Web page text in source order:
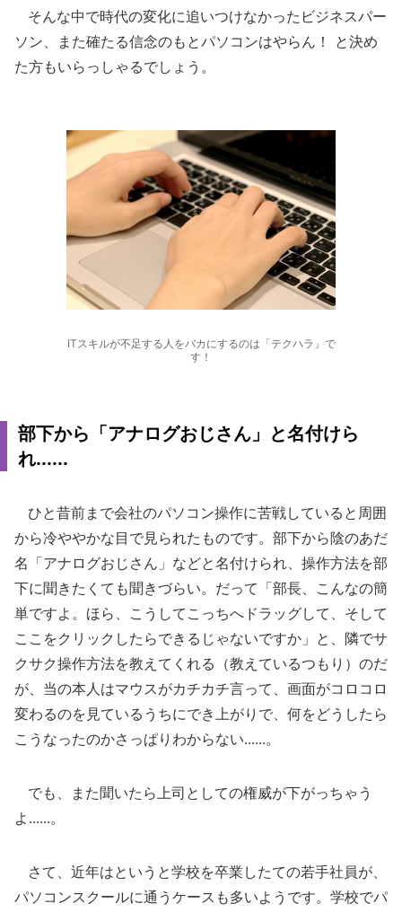
そんな中で時代の変化に追いつけなかったビジネスパー
ソン、また確たる信念のもとパソコンはやらん！ と決め
た方もいらっしゃるでしょう。
ITスキルが不足する人をバカにするのは「テクハラ」で
す！
部下から「アナログおじさん」と名付けら
れ......
ひと昔前まで会社のパソコン操作に苦戦していると周囲
から冷ややかな目で見られたものです。部下から陰のあだ
名「アナログおじさん」などと名付けられ、操作方法を部
下に聞きたくても聞きづらい。だって「部長、こんなの簡
単ですよ。ほら、こうしてこっちへドラッグして、そして
ここをクリックしたらできるじゃないですか」と、隣でサ
クサク操作方法を教えてくれる（教えているつもり）のだ
が、当の本人はマウスがカチカチ言って、画面がコロコロ
変わるのを見ているうちにでき上がりで、何をどうしたら
こうなったのかさっぱりわからない......。
でも、また聞いたら上司としての権威が下がっちゃう
よ......。
さて、近年はというと学校を卒業したての若手社員が、
パソコンスクールに通うケースも多いようです。学校でパ